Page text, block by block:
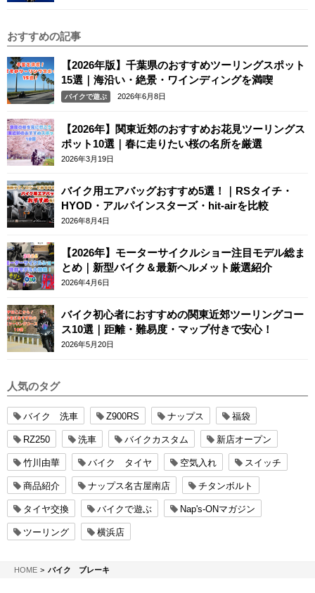
おすすめの記事
【2026年版】千葉県のおすすめツーリングスポット
15選｜海沿い・絶景・ワインディングを満喫
バイクで遊ぶ 2026年6月8日
【2026年】関東近郊のおすすめお花見ツーリングス
ポット10選｜春に走りたい桜の名所を厳選
2026年3月19日
バイク用エアバッグおすすめ5選！｜RSタイチ・
HYOD・アルパインスターズ・hit-airを比較
2026年8月4日
【2026年】モーターサイクルショー注目モデル総ま
とめ｜新型バイク＆最新ヘルメット厳選紹介
2026年4月6日
バイク初心者におすすめの関東近郊ツーリングコー
ス10選｜距離・難易度・マップ付きで安心！
2026年5月20日
人気のタグ
バイク 洗車 Z900RS ナップス 福袋
RZ250 洗車 バイクカスタム 新店オープン
竹川由華 バイク タイヤ 空気入れ スイッチ
商品紹介 ナップス名古屋南店 チタンボルト
タイヤ交換 バイクで遊ぶ Nap's-ONマガジン
ツーリング 横浜店
HOMENAPS-ON マガジン
バイク ブレーキ